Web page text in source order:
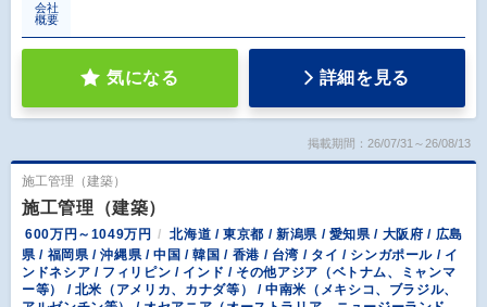
会社
概要
気になる 詳細を見る
掲載期間：26/07/31～26/08/13
施工管理（建築）
施工管理（建築）
600万円～1049万円
北海道 / 東京都 / 新潟県 / 愛知県 / 大阪府 / 広島
県 / 福岡県 / 沖縄県 / 中国 / 韓国 / 香港 / 台湾 / タイ / シンガポール / イ
ンドネシア / フィリピン / インド / その他アジア（ベトナム、ミャンマ
ー等） / 北米（アメリカ、カナダ等） / 中南米（メキシコ、ブラジル、